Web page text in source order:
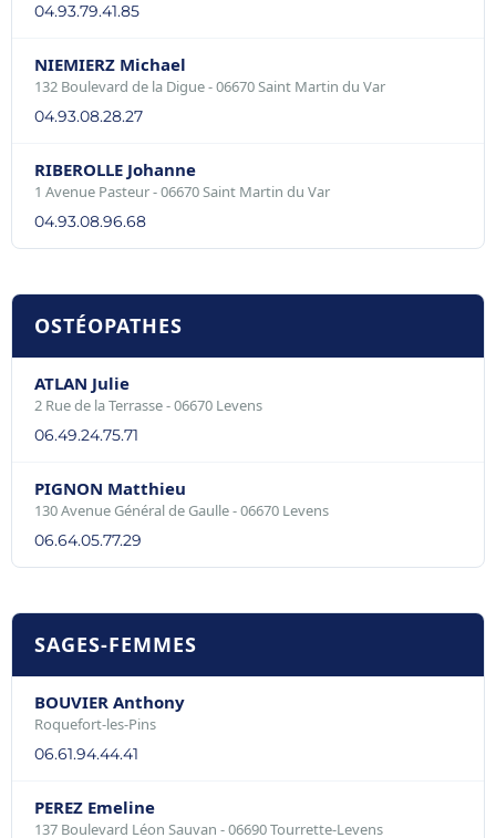
04.93.79.41.85
NIEMIERZ Michael
132 Boulevard de la Digue - 06670 Saint Martin du Var
04.93.08.28.27
RIBEROLLE Johanne
1 Avenue Pasteur - 06670 Saint Martin du Var
04.93.08.96.68
OSTÉOPATHES
ATLAN Julie
2 Rue de la Terrasse - 06670 Levens
06.49.24.75.71
PIGNON Matthieu
130 Avenue Général de Gaulle - 06670 Levens
06.64.05.77.29
SAGES-FEMMES
BOUVIER Anthony
Roquefort-les-Pins
06.61.94.44.41
PEREZ Emeline
137 Boulevard Léon Sauvan - 06690 Tourrette-Levens